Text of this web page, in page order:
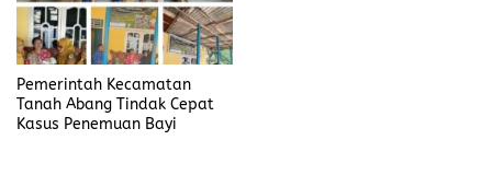
Pemerintah Kecamatan
Tanah Abang Tindak Cepat
Kasus Penemuan Bayi